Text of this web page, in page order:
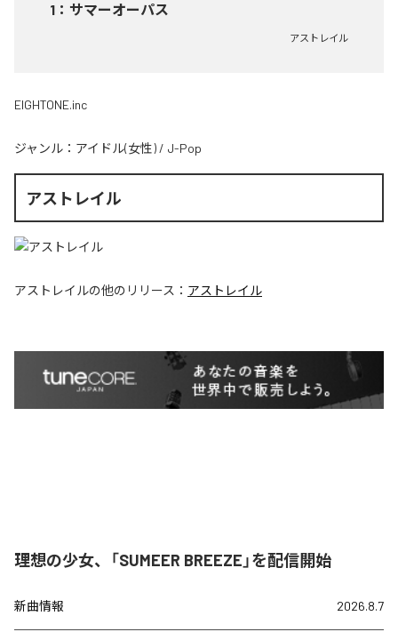
1 ： サマーオーパス
アストレイル
EIGHTONE.inc
ジャンル： アイドル(女性) / J-Pop
アストレイル
アストレイルの他のリリース： アストレイル
理想の少女、「SUMEER BREEZE」を配信開始
新曲情報 2026.8.7